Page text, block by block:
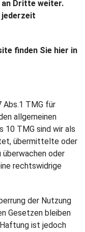
an Dritte weiter.
jederzeit
finden Sie hier in
Abs.1 TMG für
allgemeinen
10 TMG sind wir als
übermittelte oder
oder
rechtswidrige
der Nutzung
Gesetzen bleiben
ist jedoch